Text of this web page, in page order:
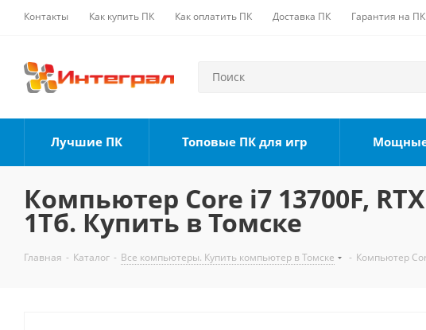
Контакты Как купить ПК Как оплатить ПК Доставка ПК Гарантия на ПК
Лучшие ПК Топовые ПК для игр Мощные
Компьютер Core i7 13700F, RTX
1Тб. Купить в Томске
Главная - Каталог - Все компьютеры. Купить компьютер в Томске - Компьютер